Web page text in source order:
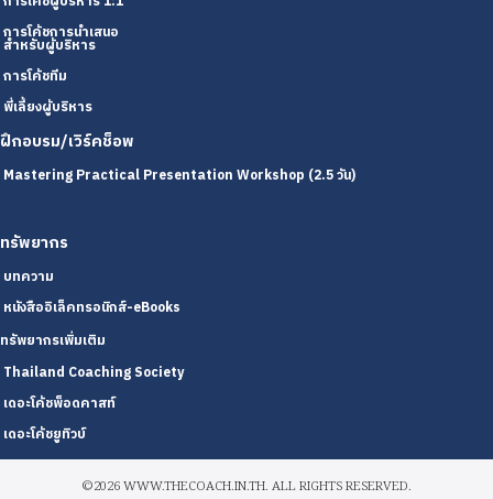
การโค้ชการนำเสนอ
สำหรับผู้บริหาร
การโค้ชทีม
พี่เลี้ยงผู้บริหาร
ฝึกอบรม/เวิร์คช็อพ
Mastering Practical Presentation Workshop (2.5 วัน)
ทรัพยากร
บทความ
หนังสืออิเล็คทรอนิกส์-eBooks
ทรัพยากรเพิ่มเติม
Thailand Coaching Society
เดอะโค้ชพ็อดคาสท์
เดอะโค้ชยูทิวบ์
©2026 WWW.THECOACH.IN.TH. ALL RIGHTS RESERVED.